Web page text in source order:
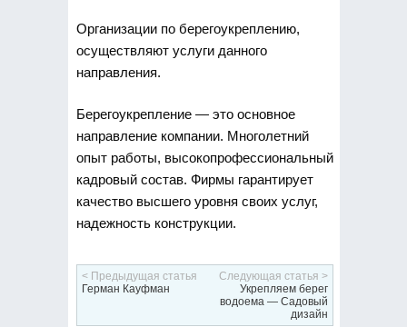
Организации по берегоукреплению,
осуществляют услуги данного
направления.
Берегоукрепление — это основное
направление компании. Многолетний
опыт работы, высокопрофессиональный
кадровый состав. Фирмы гарантирует
качество высшего уровня своих услуг,
надежность конструкции.
< Предыдущая статья
Герман Кауфман
Следующая статья >
Укрепляем берег
водоема — Садовый
дизайн